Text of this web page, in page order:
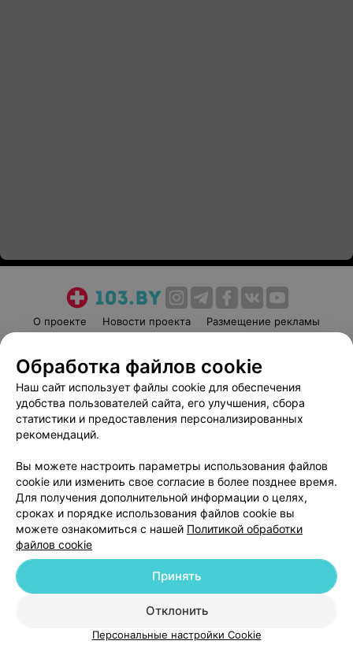
О проекте Новости проекта
Размещение рекламы
Пользовательское соглашение
Способы оплаты
Вакансии
Партнеры
Написать руководителю 103.by
Обработка персональных данных
© 2026 ООО «Артокс Лаб», УНП 191700409
| 220012, Республика Беларусь,
Служба поддержки +375 291212755
Обработка файлов cookie
Наш сайт использует файлы cookie для обеспечения
удобства пользователей сайта, его улучшения, сбора
статистики и предоставления персонализированных
рекомендаций.
Вы можете настроить параметры использования файлов
cookie или изменить свое согласие в более позднее время.
Для получения дополнительной информации о целях,
сроках и порядке использования файлов cookie вы
можете ознакомиться с нашей Политикой обработки
файлов cookie
Отклонить
Принять
Персональные настройки Cookie